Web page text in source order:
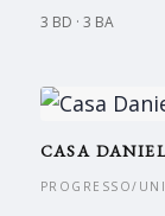
3 BD · 3 BA
CASA
PROGRESSO/